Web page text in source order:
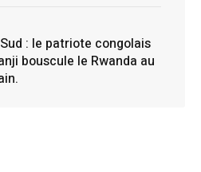
: le patriote congolais
bouscule le Rwanda au